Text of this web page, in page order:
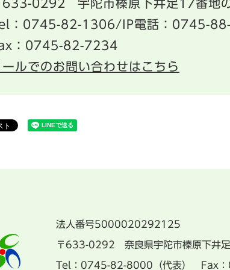
633-0292
宇陀市榛原下井足17番
：0745-82-1306/IP電話：0745-
：0745-82-7234
ールでのお問い合わせはこちら
法人番号5000020292125
〒633-0292 奈良県宇陀市榛原下井
Tel：0745-82-8000（代表） Fax